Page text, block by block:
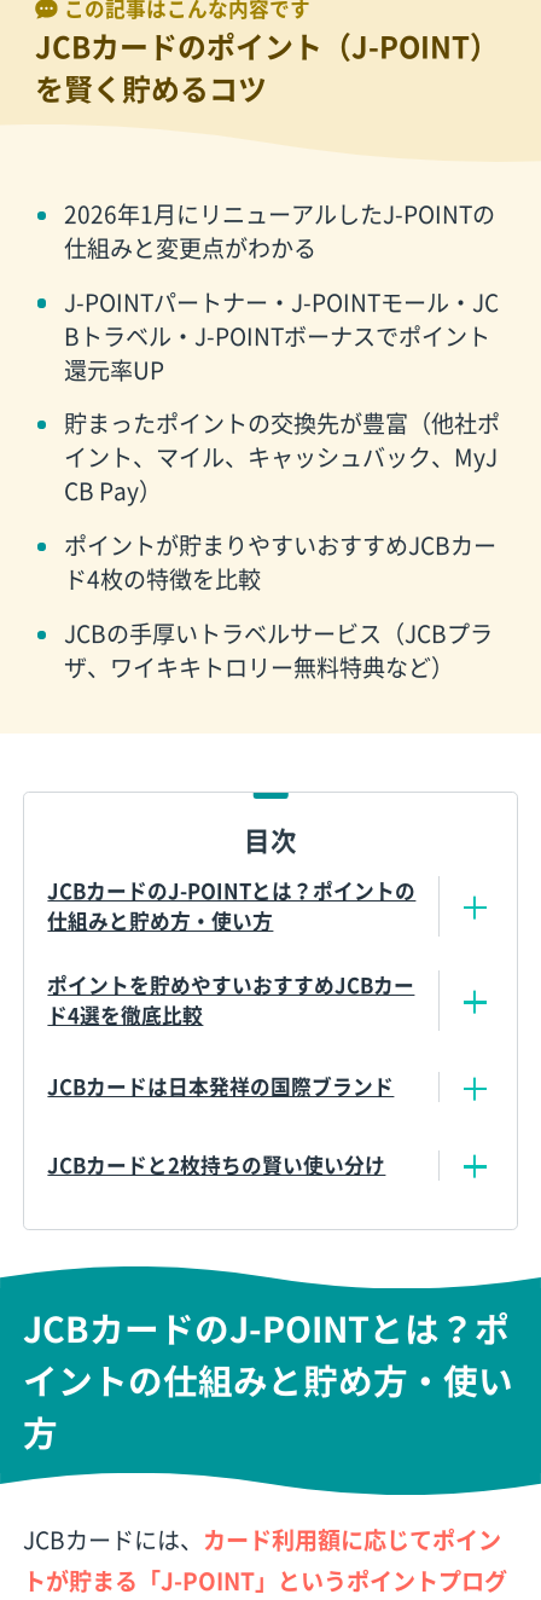
この記事はこんな内容です
JCBカードのポイント（J-POINT）
を賢く貯めるコツ
2026年1月にリニューアルしたJ-POINTの
仕組みと変更点がわかる
J-POINTパートナー・J-POINTモール・JC
Bトラベル・J-POINTボーナスでポイント
還元率UP
貯まったポイントの交換先が豊富（他社ポ
イント、マイル、キャッシュバック、MyJ
CB Pay）
ポイントが貯まりやすいおすすめJCBカー
ド4枚の特徴を比較
JCBの手厚いトラベルサービス（JCBプラ
ザ、ワイキキトロリー無料特典など）
目次
JCBカードのJ-POINTとは？ポイントの
仕組みと貯め方・使い方
ポイントを貯めやすいおすすめJCBカー
ド4選を徹底比較
JCBカードは日本発祥の国際ブランド
JCBカードと2枚持ちの賢い使い分け
JCBカードのJ-POINTとは？ポ
イントの仕組みと貯め方・使い
方
JCBカードには、 カード利用額に応じてポイン
トが貯まる「J-POINT」というポイントプログ